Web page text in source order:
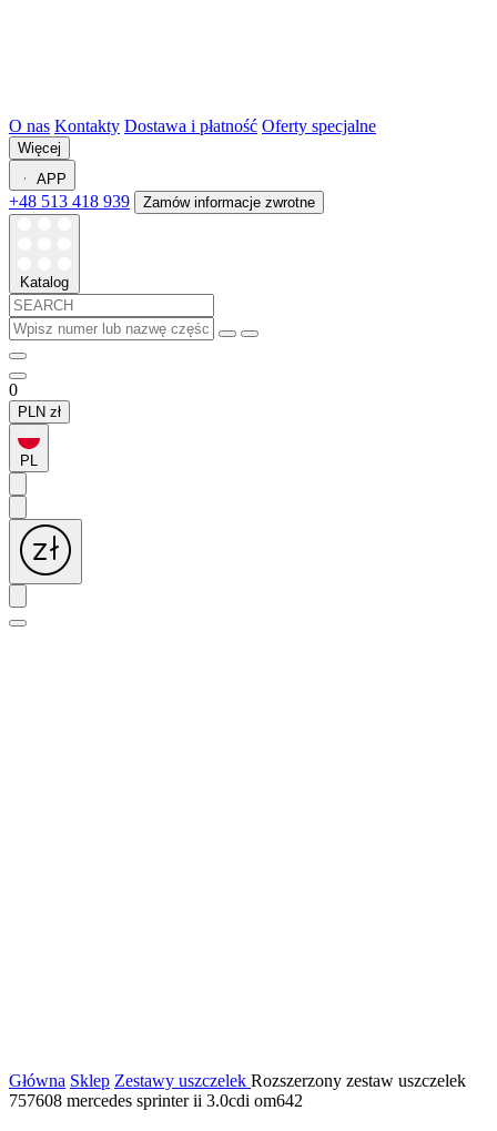
O nas Kontakty Dostawa i płatność Oferty specjalne
Więcej
APP
+48 513 418 939 Zamów informacje zwrotne
Katalog
0
PLN zł
PL
Główna Sklep Zestawy uszczelek Rozszerzony zestaw uszczelek
757608 mercedes sprinter ii 3.0cdi om642